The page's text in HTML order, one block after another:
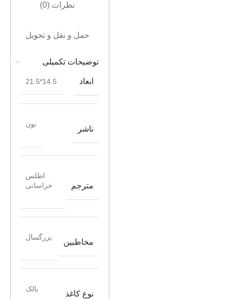
نظرات (0)
حمل و نقل و تحویل
توضیحات تکمیلی
ابعاد 14.5*21.5
ناشر
نون
مترجم
اطلس
خراسانی
مخاطبین
بزرگسال
نوع کاغذ
بالک